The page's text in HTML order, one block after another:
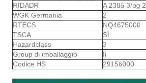
RIDADR
A 2385 3/pg 2
WGK Germania
2
RTECS
NQ4675000
TSCA
SÌ
Hazardclass
3
Group di imballaggio
Ii
Codice HS
29156000